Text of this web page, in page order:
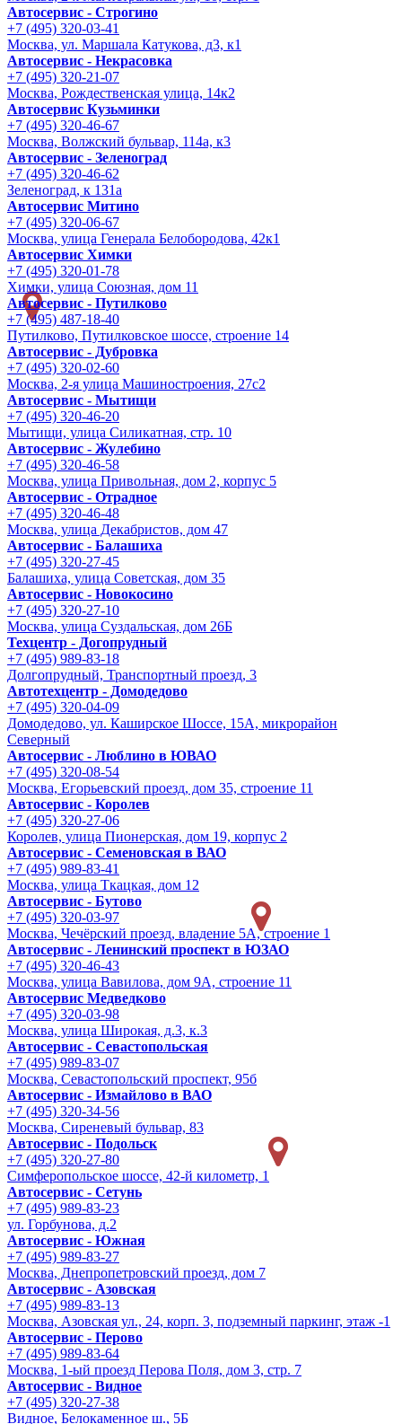
Автосервис - Строгино
+7 (495) 320-03-41
Москва, ул. Маршала Катукова, д3, к1
Автосервис - Некрасовка
+7 (495) 320-21-07
Москва, Рождественская улица, 14к2
Автосервис Кузьминки
+7 (495) 320-46-67
Москва, Волжский бульвар, 114а, к3
Автосервис - Зеленоград
+7 (495) 320-46-62
Зеленоград, к 131а
Автосервис Митино
+7 (495) 320-06-67
Москва, улица Генерала Белобородова, 42к1
Автосервис Химки
+7 (495) 320-01-78
Химки, улица Союзная, дом 11
Автосервис - Путилково
+7 (495) 487-18-40
Путилково, Путилковское шоссе, строение 14
Автосервис - Дубровка
+7 (495) 320-02-60
Москва, 2-я улица Машиностроения, 27с2
Автосервис - Мытищи
+7 (495) 320-46-20
Мытищи, улица Силикатная, стр. 10
Автосервис - Жулебино
+7 (495) 320-46-58
Москва, улица Привольная, дом 2, корпус 5
Автосервис - Отрадное
+7 (495) 320-46-48
Москва, улица Декабристов, дом 47
Автосервис - Балашиха
+7 (495) 320-27-45
Балашиха, улица Советская, дом 35
Автосервис - Новокосино
+7 (495) 320-27-10
Москва, улица Суздальская, дом 26Б
Техцентр - Догопрудный
+7 (495) 989-83-18
Долгопрудный, Транспортный проезд, 3
Автотехцентр - Домодедово
+7 (495) 320-04-09
Домодедово, ул. Каширское Шоссе, 15А, микрорайон
Северный
Автосервис - Люблино в ЮВАО
+7 (495) 320-08-54
Москва, Егорьевский проезд, дом 35, строение 11
Автосервис - Королев
+7 (495) 320-27-06
Королев, улица Пионерская, дом 19, корпус 2
Автосервис - Семеновская в ВАО
+7 (495) 989-83-41
Москва, улица Ткацкая, дом 12
Автосервис - Бутово
+7 (495) 320-03-97
Москва, Чечёрский проезд, владение 5А, строение 1
Автосервис - Ленинский проспект в ЮЗАО
+7 (495) 320-46-43
Москва, улица Вавилова, дом 9A, строение 11
Автосервис Медведково
+7 (495) 320-03-98
Москва, улица Широкая, д.3, к.3
Автосервис - Cевастопольская
+7 (495) 989-83-07
Москва, Севастопольский проспект, 95б
Автосервис - Измайлово в ВАО
+7 (495) 320-34-56
Москва, Сиреневый бульвар, 83
Автосервис - Подольск
+7 (495) 320-27-80
Симферопольское шоссе, 42-й километр, 1
Автосервис - Сетунь
+7 (495) 989-83-23
ул. Горбунова, д.2
Автосервис - Южная
+7 (495) 989-83-27
Москва, Днепропетровский проезд, дом 7
Автосервис - Азовская
+7 (495) 989-83-13
Москва, Азовская ул., 24, корп. 3, подземный паркинг, этаж -1
Автосервис - Перово
+7 (495) 989-83-64
Москва, 1-ый проезд Перова Поля, дом 3, стр. 7
Автосервис - Видное
+7 (495) 320-27-38
Видное, Белокаменное ш., 5Б